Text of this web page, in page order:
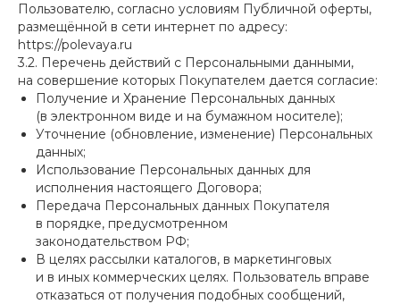
Пользователю, согласно условиям Публичной оферты,
размещённой в сети интернет по адресу:
https://polevaya.ru
3.2. Перечень действий с Персональными данными,
на совершение которых Покупателем дается согласие:
Получение и Хранение Персональных данных
(в электронном виде и на бумажном носителе);
Уточнение (обновление, изменение) Персональных
данных;
Использование Персональных данных для
исполнения настоящего Договора;
Передача Персональных данных Покупателя
в порядке, предусмотренном
законодательством РФ;
В целях рассылки каталогов, в маркетинговых
и в иных коммерческих целях. Пользователь вправе
отказаться от получения подобных сообщений,